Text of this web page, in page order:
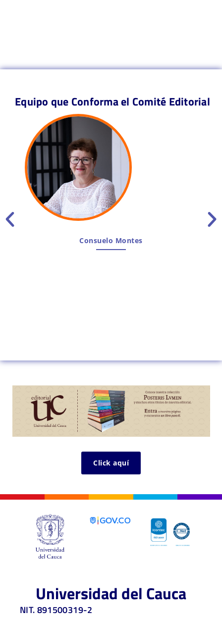
Equipo que Conforma el Comité Editorial
Consuelo Montes
Click aquí
Universidad del Cauca
NIT. 891500319-2